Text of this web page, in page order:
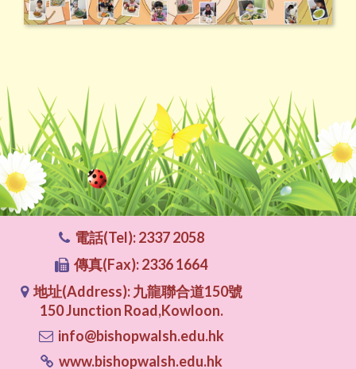
電話(Tel): 2337 2058
傳真(Fax): 2336 1664
地址(Address): 九龍聯合道150號
150 Junction Road,Kowloon.
info@bishopwalsh.edu.hk
www.bishopwalsh.edu.hk